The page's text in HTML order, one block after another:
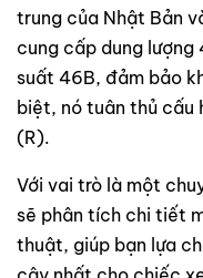
trung của Nhật Bản
cung cấp dung lượng
suất 46B, đảm bảo
biệt, nó tuân thủ cấu
(R).
Với vai trò là một
sẽ phân tích chi tiết
thuật, giúp bạn lựa